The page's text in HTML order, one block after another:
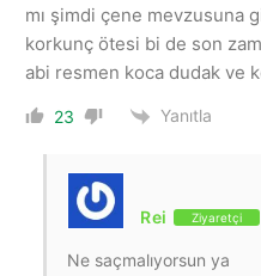
mı şimdi çene mevzusuna
korkunç ötesi bi de son
abi resmen koca dudak ve
23 Yanıtla
Rei Ziyaretçi
Ne saçmalıyorsun ya